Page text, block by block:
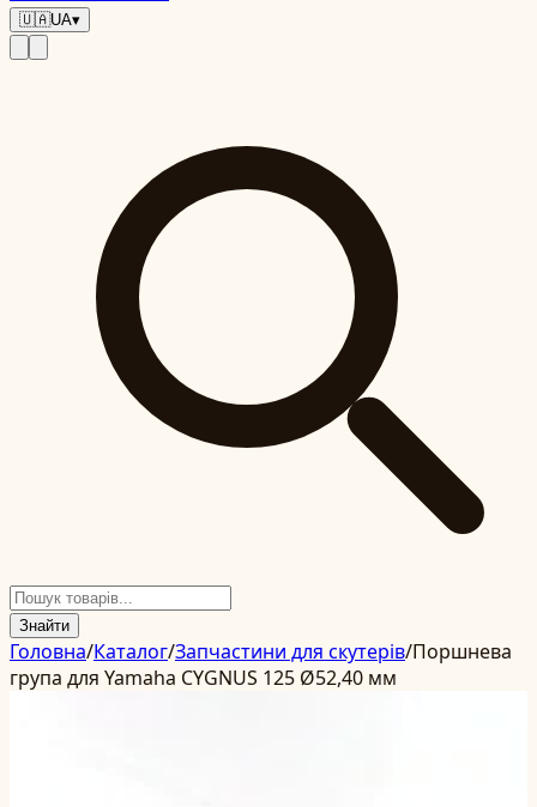
🇺🇦UA▾
Знайти
Головна/Каталог/Запчастини для скутерів/Поршнева
група для Yamaha CYGNUS 125 Ø52,40 мм